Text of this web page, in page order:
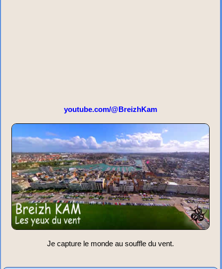
youtube.com/@BreizhKam
Je capture le monde au souffle du vent.